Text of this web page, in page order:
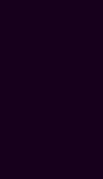
Zähne, kann bei
Verfärbungen